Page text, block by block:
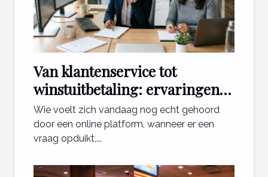
Van klantenservice tot
winstuitbetaling: ervaringen
die ertoe doen
Wie voelt zich vandaag nog echt gehoord
door een online platform, wanneer er een
vraag opduikt,...